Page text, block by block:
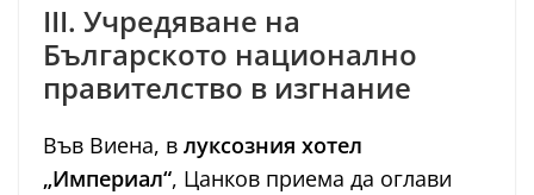
III. Учредяване на
Българското национално
правителство в изгнание
Във Виена, в луксозния хотел
„Империал“, Цанков приема да оглави